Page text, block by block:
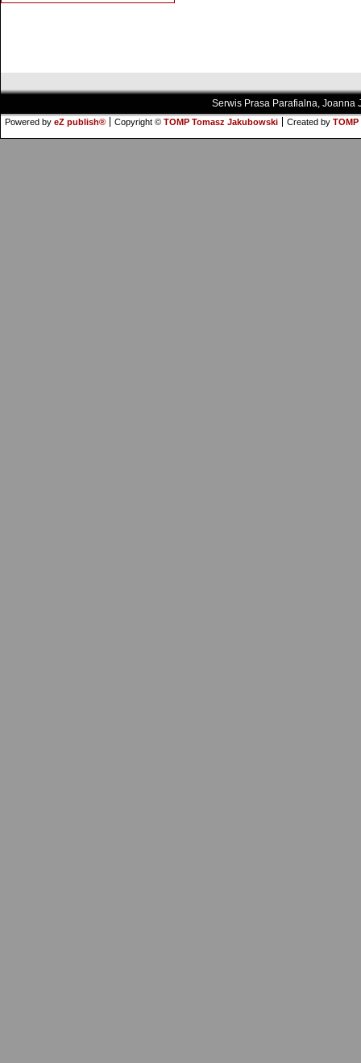
Serwis Prasa Parafialna, Joanna
Powered by eZ publish® Copyright © TOMP Tomasz Jakubowski Created by TOMP